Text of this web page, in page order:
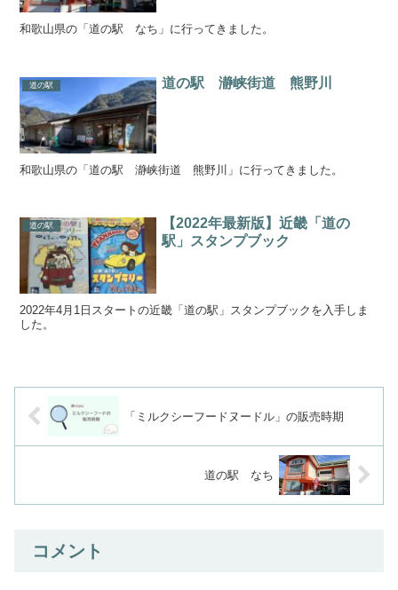
和歌山県の「道の駅 なち」に行ってきました。
道の駅 道の駅 瀞峡街道 熊野川
和歌山県の「道の駅 瀞峡街道 熊野川」に行ってきました。
道の駅
【2022年最新版】近畿「道の
駅」スタンプブック
2022年4月1日スタートの近畿「道の駅」スタンプブックを入手しま
した。
「ミルクシーフードヌードル」の販売時期
道の駅 なち
コメント